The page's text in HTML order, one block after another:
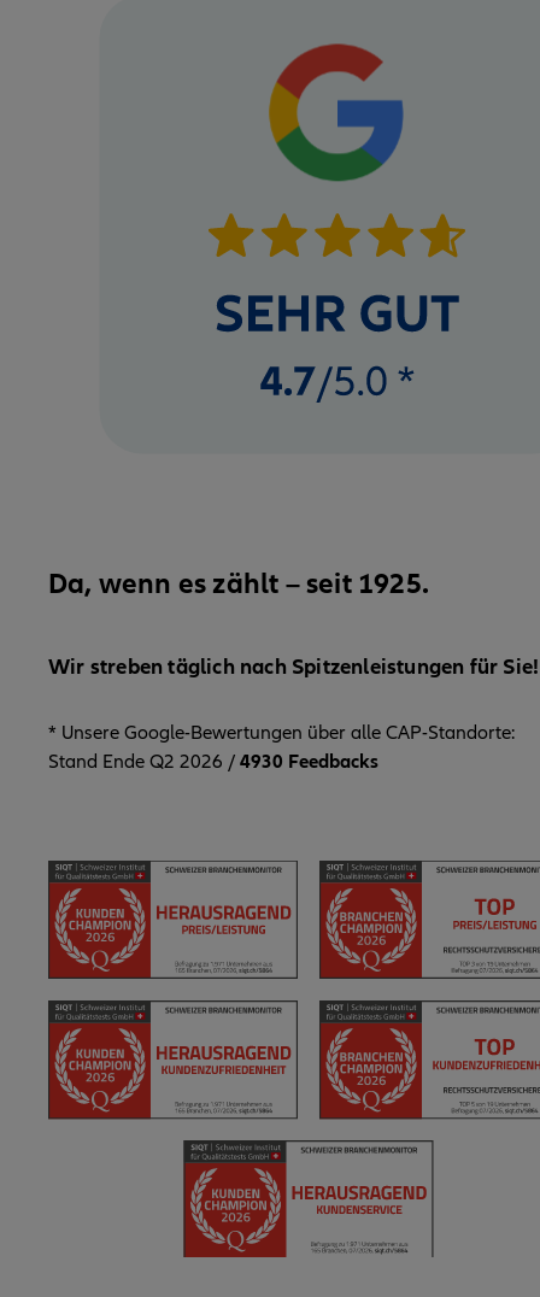
Da, wenn es zählt – seit 1925.
Wir streben täglich nach Spitzenleistungen für Sie!
* Unsere Google-Bewertungen über alle CAP-Standorte:
Stand Ende Q2 2026 / 4930 Feedbacks